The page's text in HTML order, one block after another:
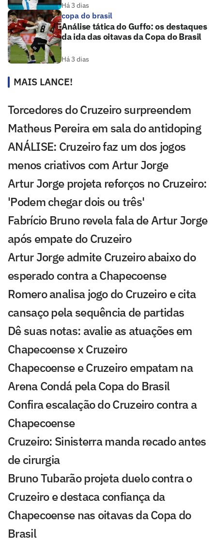
Há 3 dias
copa do brasil
Análise tática do Guffo: os destaques
da ida das oitavas da Copa do Brasil
Há 3 dias
MAIS LANCE!
Torcedores do Cruzeiro surpreendem
Matheus Pereira em sala do antidoping
ANÁLISE: Cruzeiro faz um dos jogos
menos criativos com Artur Jorge
Artur Jorge projeta reforços no Cruzeiro:
'Podem chegar dois ou três'
Fabrício Bruno revela fala de Artur Jorge
após empate do Cruzeiro
Artur Jorge admite Cruzeiro abaixo do
esperado contra a Chapecoense
Romero analisa jogo do Cruzeiro e cita
cansaço pela sequência de partidas
Dê suas notas: avalie as atuações em
Chapecoense x Cruzeiro
Chapecoense e Cruzeiro empatam na
Arena Condá pela Copa do Brasil
Confira escalação do Cruzeiro contra a
Chapecoense
Cruzeiro: Sinisterra manda recado antes
de cirurgia
Bruno Tubarão projeta duelo contra o
Cruzeiro e destaca confiança da
Chapecoense nas oitavas da Copa do
Brasil